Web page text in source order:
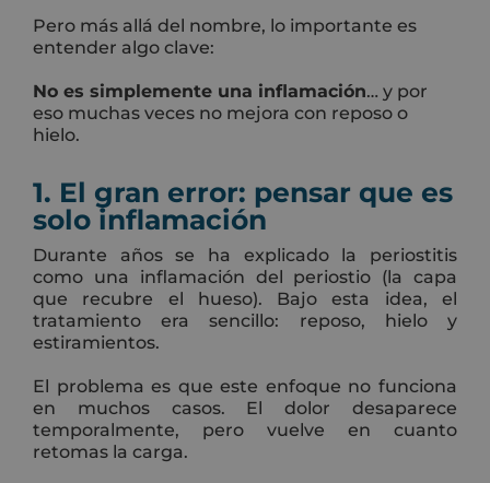
Pero más allá del nombre, lo importante es
entender algo clave:
No es simplemente una inflamación… y por
eso muchas veces no mejora con reposo o
hielo.
1. El gran error: pensar que es
solo inflamación
Durante años se ha explicado la periostitis
como una inflamación del periostio (la capa
que recubre el hueso). Bajo esta idea, el
tratamiento era sencillo: reposo, hielo y
estiramientos.
El problema es que este enfoque no funciona
en muchos casos. El dolor desaparece
temporalmente, pero vuelve en cuanto
retomas la carga.